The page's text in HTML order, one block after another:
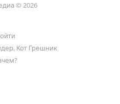
© 2026
Кот Грешник